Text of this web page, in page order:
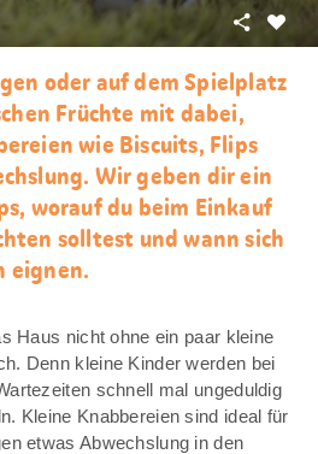
Teilen
oder auf dem Spielplatz
Früchte mit dabei,
wie Biscuits, Flips
Wir geben dir ein
worauf du beim Einkauf
solltest und wann sich
eignen.
Haus nicht ohne ein paar kleine
Denn kleine Kinder werden bei
schnell mal ungeduldig
Kleine Knabbereien sind ideal für
etwas Abwechslung in den